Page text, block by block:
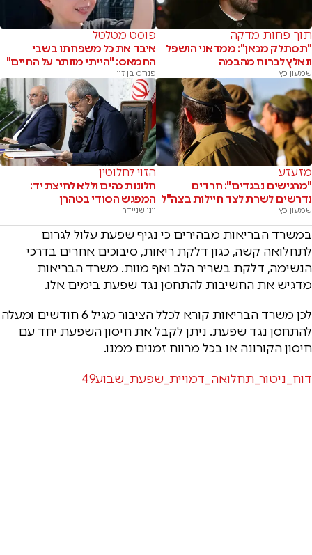
תוך פחות מדקה
"תסתלק מכאן": ממדאני הושפל
ונאלץ לברוח מהבמה
שמעון כץ
פוסט מטלטל
איבד את כל משפחתו בשבי
החמאס: "הייתי מוותר על החיים"
פנחס בן זיו
מזעזע
"מרגישים נבגדים": חרדים
נדרשים לשרת לצד חיילות בצה"ל
שמעון כץ
הזוי לחלוטין
חלונות כהים וללא לחיצת יד:
המפגש הסודי בטהרן
יוני שניידר
במשרד הבריאות מבהירים כי נגיף שפעת עלול לגרום
לתחלואה קשה, כגון דלקת ריאות, סיבוכים אחרים בדרכי
הנשימה, דלקת בשריר הלב ואף מוות. משרד הבריאות
מדגיש את החשיבות להתחסן נגד שפעת בימים אלו.
לכן משרד הבריאות קורא לכלל הציבור מגיל 6 חודשים ומעלה
להתחסן נגד שפעת. ניתן לקבל את חיסון השפעת יחד עם
חיסון הקורונה או בכל מרווח זמנים ממנו.
דוח_ניטור_תחלואה_דמויית_שפעת_שבוע49